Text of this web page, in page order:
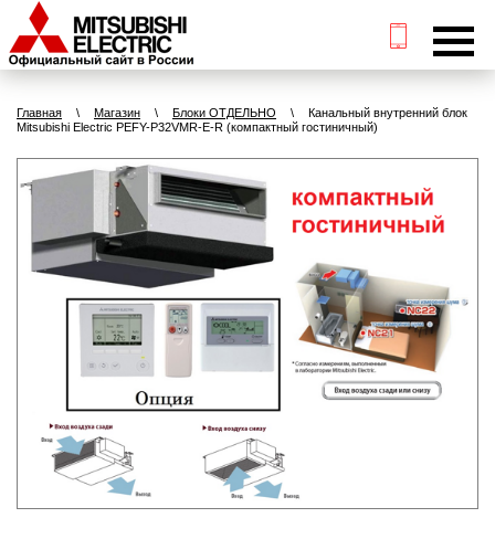
Главная \ Магазин \ Блоки ОТДЕЛЬНО \
Канальный внутренний блок
Mitsubishi Electric PEFY-P32VMR-E-R (компактный гостиничный)